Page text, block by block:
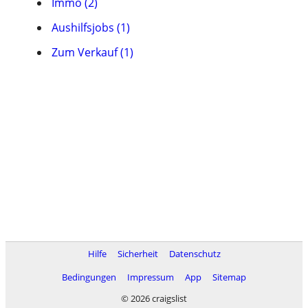
Aushilfsjobs (1)
Zum Verkauf (1)
Hilfe Sicherheit
Datenschutz
Bedingungen
Impressum App
Sitemap
© 2026 craigslist